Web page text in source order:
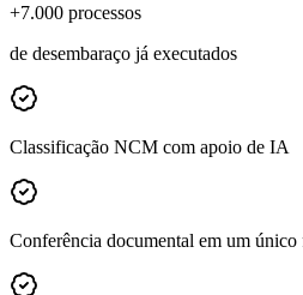
+7.000 processos
de desembaraço já executados
Classificação NCM com apoio de IA
Conferência documental em um